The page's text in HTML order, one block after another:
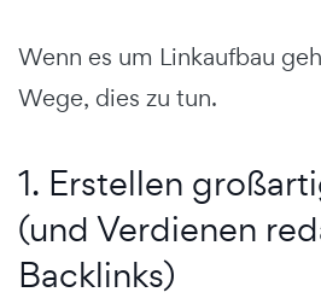
Wenn es um Linkaufbau
Wege, dies zu tun.
1. Erstellen
(und Verdienen
Backlinks)